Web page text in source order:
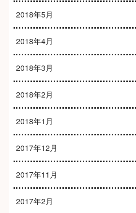
2018年5月
2018年4月
2018年3月
2018年2月
2018年1月
2017年12月
2017年11月
2017年2月